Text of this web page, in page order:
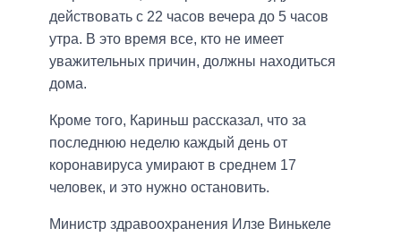
действовать с 22 часов вечера до 5 часов
утра. В это время все, кто не имеет
уважительных причин, должны находиться
дома.
Кроме того, Кариньш рассказал, что за
последнюю неделю каждый день от
коронавируса умирают в среднем 17
человек, и это нужно остановить.
Министр здравоохранения Илзе Винькеле